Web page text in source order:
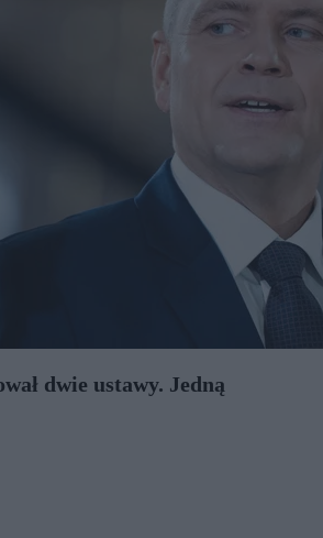
dwie ustawy. Jedną